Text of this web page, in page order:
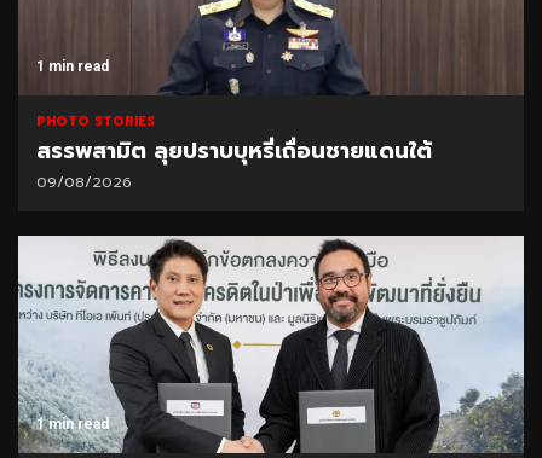
1 min read
PHOTO STORIES
สรรพสามิต ลุยปราบบุหรี่เถื่อนชายแดนใต้
09/08/2026
1 min read